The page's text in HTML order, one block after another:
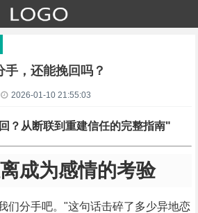
，还能挽回吗？
2026-01-10 21:55:03
？从断联到重建信任的完整指南"
成为感情的考验
们分手吧。"这句话击碎了多少异地恋